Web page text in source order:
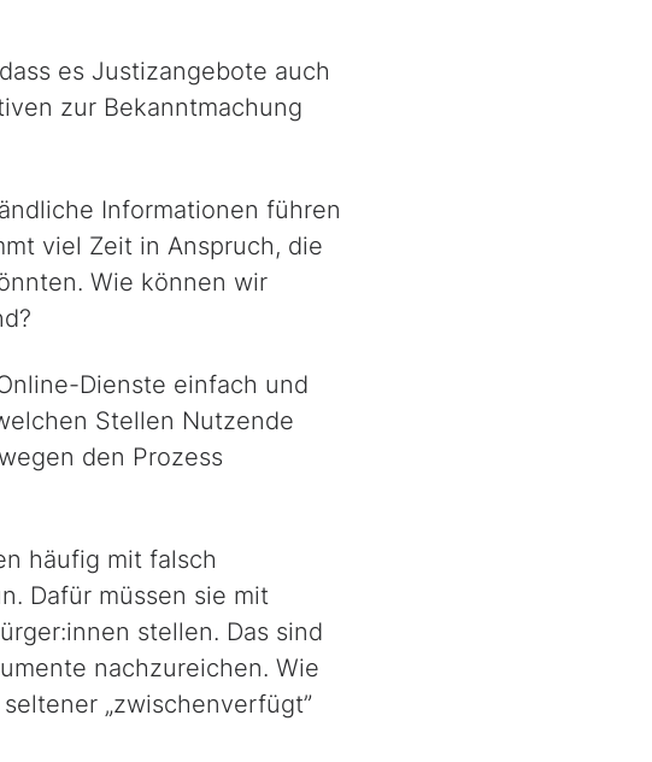
es Justizangebote auch
zur Bekanntmachung
Informationen führen
viel Zeit in Anspruch, die
Wie können wir
Dienste einfach und
Stellen Nutzende
den Prozess
häufig mit falsch
Dafür müssen sie mit
stellen. Das sind
nachzureichen. Wie
„zwischenverfügt”